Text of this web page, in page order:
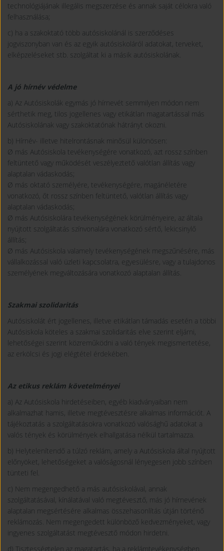
technológiájának illegális megszerzése és annak saját célokra való
felhasználása;
c) ha a szakoktató több autósiskolánál is szerződéses
jogviszonyban van és az egyik autósiskoláról adatokat, terveket,
elképzeléseket stb. szolgáltat ki a másik autósiskolának.
A jó hírnév védelme
a) Az Autósiskolák egymás jó hírnevét semmilyen módon nem
sérthetik meg, tilos jogellenes vagy etikátlan magatartással más
Autósiskolának vagy szakoktatónak hátrányt okozni.
b) Hírnév- illetve hitelrontásnak minősül különösen:
Ø más Autósiskola tevékenységére vonatkozó, azt rossz színben
feltüntető vagy működését veszélyeztető valótlan állítás vagy
alaptalan vádaskodás;
Ø más oktató személyére, tevékenységére, magánéletére
vonatkozó, őt rossz színben feltüntető, valótlan állítás vagy
alaptalan vádaskodás;
Ø más Autósiskolára tevékenységének körülményeire, az általa
nyújtott szolgáltatás színvonalára vonatkozó sértő, lekicsinylő
állítás;
Ø más Autósiskola valamely tevékenységének megszűnésére, más
vállalkozással való üzleti kapcsolatra, egyesülésre, vagy a tulajdonos
személyének megváltozására vonatkozó alaptalan állítás.
Szakmai szolidaritás
Autósiskolát ért jogellenes, illetve etikátlan támadás esetén a többi
Autósiskola köteles a szakmai szolidaritás elve szerint eljárni,
lehetőségei szerint közreműködni a való tények megismertetése,
az erkölcsi és jogi elégtétel érdekében.
Az etikus reklám követelményei
a) Az Autósiskola hirdetéseiben, egyéb kiadványaiban nem
alkalmazhat hamis, illetve megtévesztésre alkalmas információt. A
tájékoztatás a szolgáltatásokra vonatkozó valósághű adatokat a
valós tények és körülmények elhallgatása nélkül tartalmazza.
b) Helytelenítendő a túlzó reklám, amely a Autósiskola által nyújtott
előnyöket, lehetőségeket a valóságosnál lényegesen jobb színben
tünteti fel.
c) Nem megengedhető a más autósiskolával, annak
szolgáltatásával, kínálatával való megtévesztő, más jó hírnevének
alaptalan megsértésére alkalmas összehasonlítás útján történő
reklámozás. Nem megengedett különböző kedvezményeket, vagy
ingyenes szolgáltatást megtévesztő módon hirdetni.
d) Tisztességtelen az magatartás, ha a reklámtevékenységben